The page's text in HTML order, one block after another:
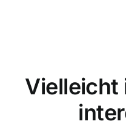
Vielleicht